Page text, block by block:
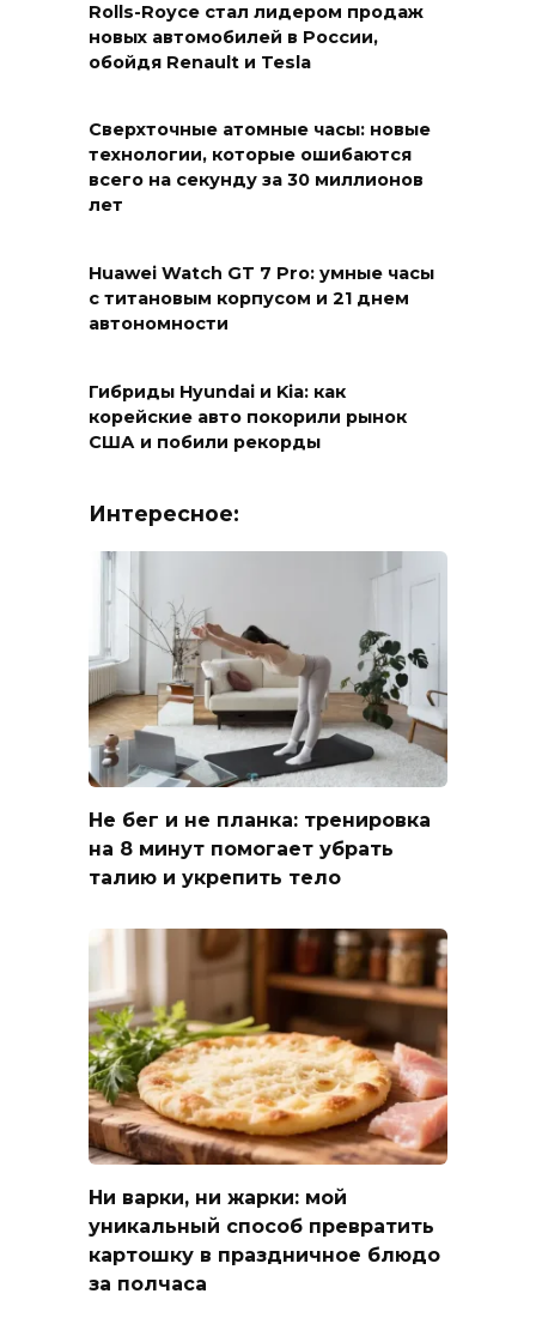
Rolls-Royce стал лидером продаж
новых автомобилей в России,
обойдя Renault и Tesla
Сверхточные атомные часы: новые
технологии, которые ошибаются
всего на секунду за 30 миллионов
лет
Huawei Watch GT 7 Pro: умные часы
с титановым корпусом и 21 днем
автономности
Гибриды Hyundai и Kia: как
корейские авто покорили рынок
США и побили рекорды
Интересное:
Не бег и не планка: тренировка
на 8 минут помогает убрать
талию и укрепить тело
Ни варки, ни жарки: мой
уникальный способ превратить
картошку в праздничное блюдо
за полчаса